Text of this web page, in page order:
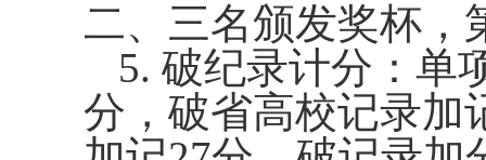
二、三名颁发奖杯，
5. 破纪录计分：单
分，破省高校记录加